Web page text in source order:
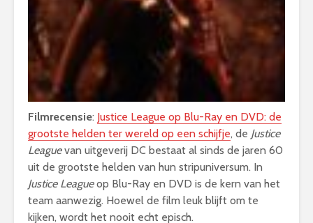
Filmrecensie: Justice League op Blu-Ray en DVD: de
grootste helden ter wereld op een schijfje, de Justice
Leaguevan uitgeverij DC bestaat al sinds de jaren 60
uit de grootste helden van hun stripuniversum. In
Justice Leagueop Blu-Ray en DVD is de kern van het
team aanwezig. Hoewel de film leuk blijft om te
kijken, wordt het nooit echt episch.